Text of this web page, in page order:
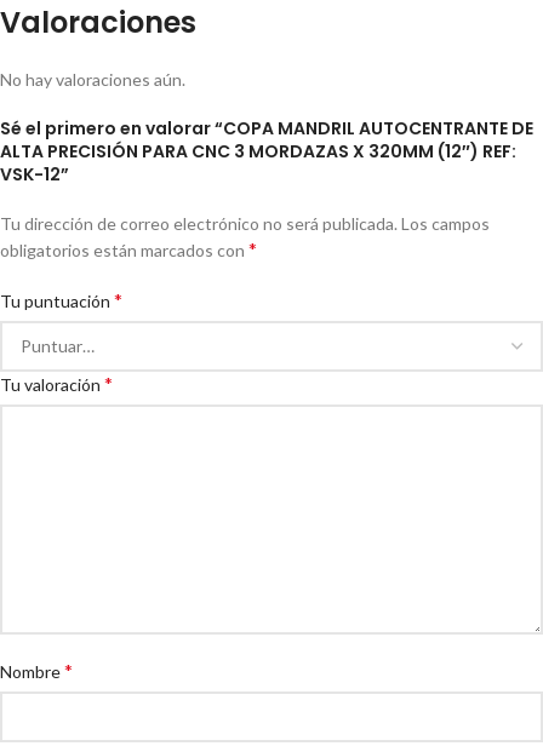
Valoraciones
No hay valoraciones aún.
Sé el primero en valorar “COPA MANDRIL AUTOCENTRANTE DE
ALTA PRECISIÓN PARA CNC 3 MORDAZAS X 320MM (12″) REF:
VSK-12”
Tu dirección de correo electrónico no será publicada. Los campos
obligatorios están marcados con *
Tu puntuación *
Tu valoración *
Nombre*